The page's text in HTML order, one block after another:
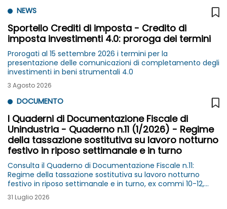
NEWS
Sportello Crediti di imposta - Credito di
imposta investimenti 4.0: proroga dei termini
Prorogati al 15 settembre 2026 i termini per la
presentazione delle comunicazioni di completamento degli
investimenti in beni strumentali 4.0
3 Agosto 2026
DOCUMENTO
I Quaderni di Documentazione Fiscale di
Unindustria - Quaderno n.11 (1/2026) - Regime
della tassazione sostitutiva su lavoro notturno
festivo in riposo settimanale e in turno
Consulta il Quaderno di Documentazione Fiscale n.11:
Regime della tassazione sostitutiva su lavoro notturno
festivo in riposo settimanale e in turno, ex commi 10-12,
art.1 della Legge di Bilancio per il 2026 e circolari AdE n.
2/2026 e n.3/2026
31 Luglio 2026